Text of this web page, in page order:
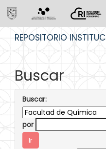
REPOSITORIO
Buscar
Buscar:
por